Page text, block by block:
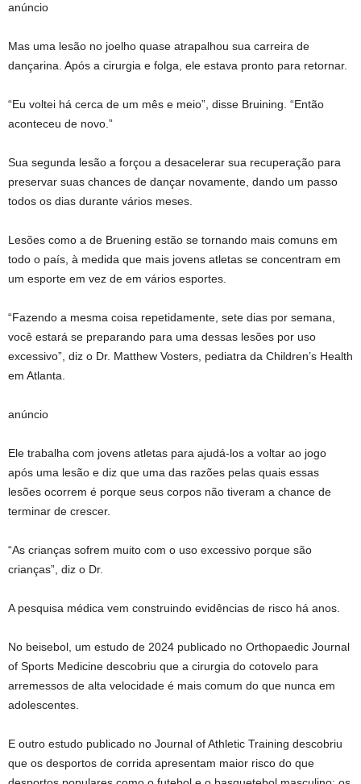
anúncio
Mas uma lesão no joelho quase atrapalhou sua carreira de
dançarina. Após a cirurgia e folga, ele estava pronto para retornar.
“Eu voltei há cerca de um mês e meio”, disse Bruining. “Então
aconteceu de novo.”
Sua segunda lesão a forçou a desacelerar sua recuperação para
preservar suas chances de dançar novamente, dando um passo
todos os dias durante vários meses.
Lesões como a de Bruening estão se tornando mais comuns em
todo o país, à medida que mais jovens atletas se concentram em
um esporte em vez de em vários esportes.
“Fazendo a mesma coisa repetidamente, sete dias por semana,
você estará se preparando para uma dessas lesões por uso
excessivo”, diz o Dr. Matthew Vosters, pediatra da Children’s Health
em Atlanta.
anúncio
Ele trabalha com jovens atletas para ajudá-los a voltar ao jogo
após uma lesão e diz que uma das razões pelas quais essas
lesões ocorrem é porque seus corpos não tiveram a chance de
terminar de crescer.
“As crianças sofrem muito com o uso excessivo porque são
crianças”, diz o Dr.
A pesquisa médica vem construindo evidências de risco há anos.
No beisebol, um estudo de 2024 publicado no Orthopaedic Journal
of Sports Medicine descobriu que a cirurgia do cotovelo para
arremessos de alta velocidade é mais comum do que nunca em
adolescentes.
E outro estudo publicado no Journal of Athletic Training descobriu
que os desportos de corrida apresentam maior risco do que